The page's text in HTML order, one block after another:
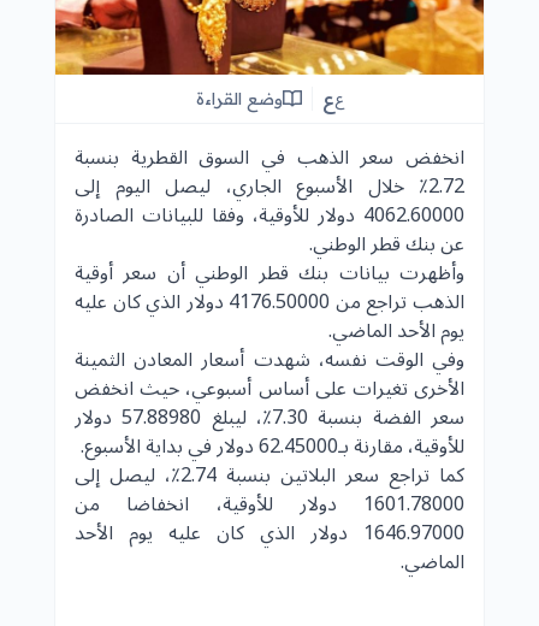
عع وضع القراءة
انخفض سعر الذهب في السوق القطرية بنسبة
2.72٪ خلال الأسبوع الجاري، ليصل اليوم إلى
4062.60000 دولار للأوقية، وفقا للبيانات الصادرة
عن بنك قطر الوطني.
وأظهرت بيانات بنك قطر الوطني أن سعر أوقية
الذهب تراجع من 4176.50000 دولار الذي كان عليه
يوم الأحد الماضي.
وفي الوقت نفسه، شهدت أسعار المعادن الثمينة
الأخرى تغيرات على أساس أسبوعي، حيث انخفض
سعر الفضة بنسبة 7.30٪، ليبلغ 57.88980 دولار
للأوقية، مقارنة بـ62.45000 دولار في بداية الأسبوع.
كما تراجع سعر البلاتين بنسبة 2.74٪، ليصل إلى
1601.78000 دولار للأوقية، انخفاضا من
1646.97000 دولار الذي كان عليه يوم الأحد
الماضي.